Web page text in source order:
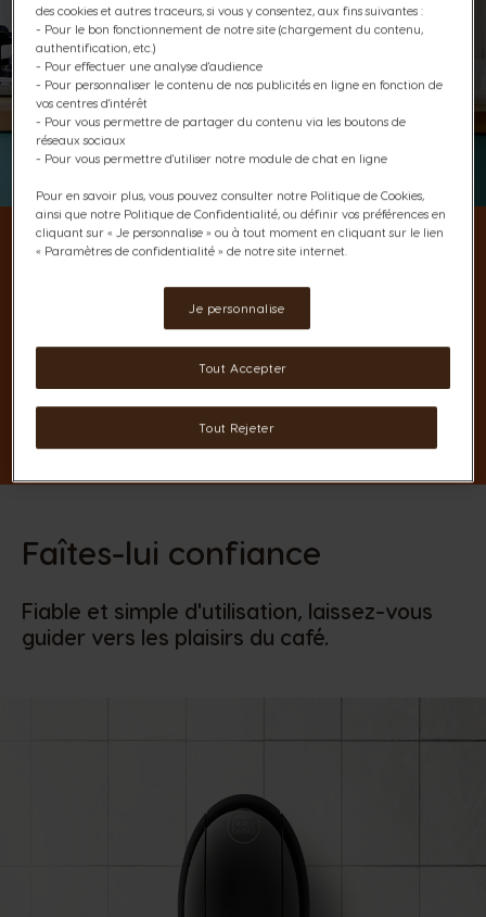
Une taille XS pour un choix
Petite en taille mais dotée de grandes
qualités, la machine PICCOLO® XS
dépassera toutes vos attentes pour
préparer vos boissons préférées.
Faîtes-lui confiance
Fiable et simple d'utilisation, laissez-vous
guider vers les plaisirs du café.
des cookies et autres traceurs, si vous y consentez, aux fins suivantes :
- Pour le bon fonctionnement de notre site (chargement du contenu,
authentification, etc.)
- Pour effectuer une analyse d'audience
- Pour personnaliser le contenu de nos publicités en ligne en fonction de
vos centres d'intérêt
- Pour vous permettre de partager du contenu via les boutons de
réseaux sociaux
- Pour vous permettre d'utiliser notre module de chat en ligne
Pour en savoir plus, vous pouvez consulter notre Politique de Cookies,
ainsi que notre Politique de Confidentialité, ou définir vos préférences en
cliquant sur « Je personnalise » ou à tout moment en cliquant sur le lien
« Paramètres de confidentialité » de notre site internet.
Je personnalise
Tout Rejeter
Tout Accepter